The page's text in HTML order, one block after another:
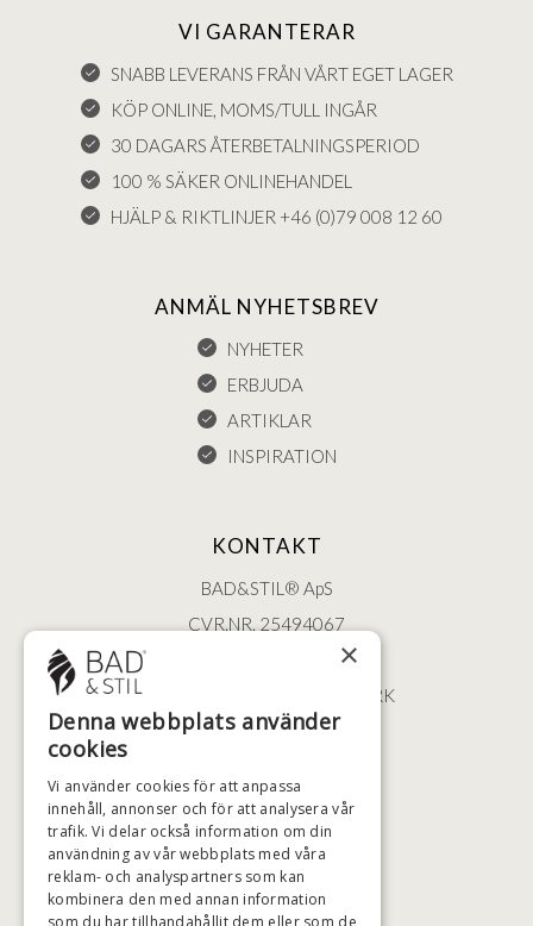
VI GARANTERAR
SNABB LEVERANS FRÅN VÅRT EGET LAGER
KÖP ONLINE, MOMS/TULL INGÅR
30 DAGARS ÅTERBETALNINGSPERIOD
100 % SÄKER ONLINEHANDEL
HJÄLP & RIKTLINJER +46 (0)79 008 12 60
ANMÄL NYHETSBREV
NYHETER
ERBJUDA
ARTIKLAR
INSPIRATION
KONTAKT
BAD&STIL® ApS
CVR.NR. 25494067
ØSTERBROGADE 202
2100 KØBENHAVN • DANMARK
+46 (0)79 008 12 60
HÖGSTA KREDITVÄRDIGHET
×
Denna webbplats använder
cookies
Vi använder cookies för att anpassa
innehåll, annonser och för att analysera vår
trafik. Vi delar också information om din
användning av vår webbplats med våra
reklam- och analyspartners som kan
kombinera den med annan information
som du har tillhandahållit dem eller som de